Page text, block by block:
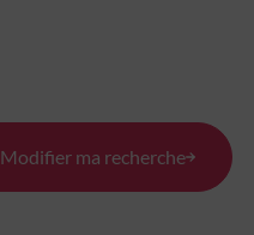
Modifier ma recherche